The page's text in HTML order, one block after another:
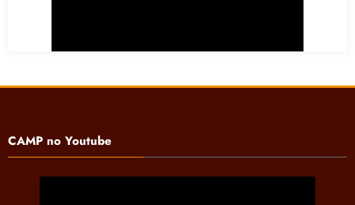
CAMP no Youtube